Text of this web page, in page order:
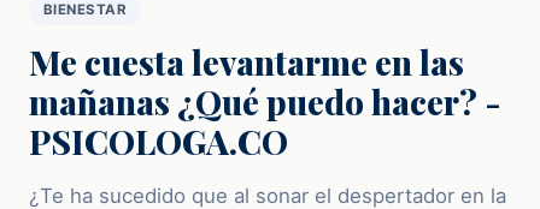
BIENESTAR
Me cuesta levantarme en las
mañanas ¿Qué puedo hacer? -
PSICOLOGA.CO
¿Te ha sucedido que al sonar el despertador en la